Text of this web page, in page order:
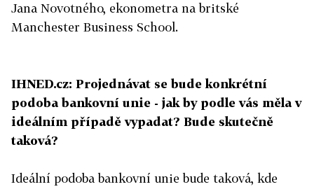
Jana Novotného, ekonometra na britské
Manchester Business School.
IHNED.cz: Projednávat se bude konkrétní
podoba bankovní unie - jak by podle vás měla v
ideálním případě vypadat? Bude skutečně
taková?
Ideální podoba bankovní unie bude taková, kde